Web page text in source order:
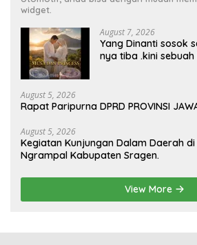
widget.
August 7, 2026
Yang Dinanti sosok
nya tiba .kini
August 5, 2026
Rapat Paripurna DPRD PROVINSI
August 5, 2026
Kegiatan Kunjungan Dalam Daerah
Ngrampal Kabupaten Sragen.
View More